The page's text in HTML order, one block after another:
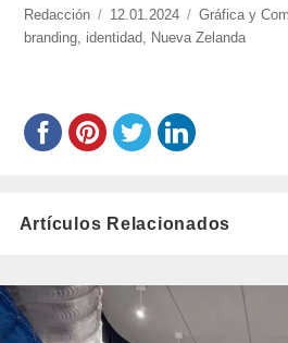
https://www.experimenta.es/author/
Redacción
Publicado
el
12.01.2024 Categorías
Gráfica y
branding, identidad, Nueva Zelanda
Artículos Relacionados